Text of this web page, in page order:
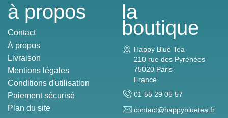
à propos
Contact
À propos
Livraison
Mentions légales
Conditions d'utilisation
Paiement sécurisé
Plan du site
la
boutique
Happy Blue Tea
210 rue des Pyrénées
75020 Paris
France
01 55 29 05 57
contact@happybluetea.fr